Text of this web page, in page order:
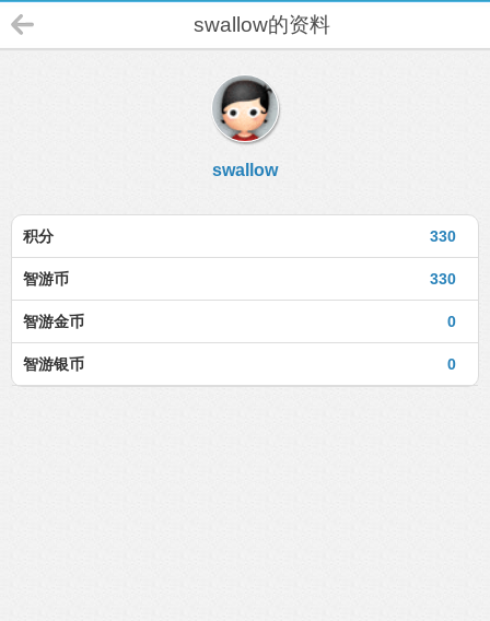
swallow的资料
swallow
330
积分
330
智游币
0
智游金币
0
智游银币